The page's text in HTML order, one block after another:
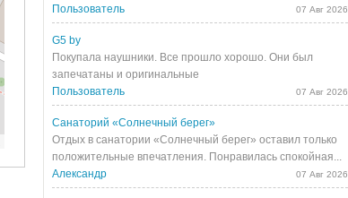
Пользователь
07 Авг 2026
G5 by
Покупала наушники. Все прошло хорошо. Они был
запечатаны и оригинальные
Пользователь
07 Авг 2026
Санаторий «Солнечный берег»
Отдых в санатории «Солнечный берег» оставил только
положительные впечатления. Понравилась спокойная...
Александр
07 Авг 2026